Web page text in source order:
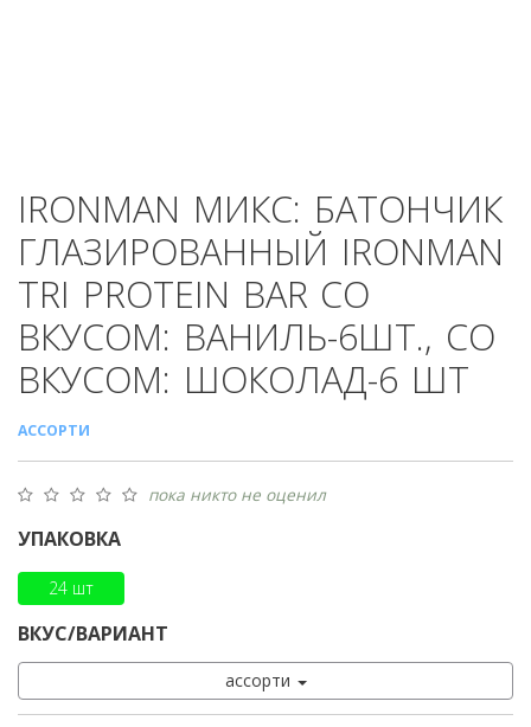
IRONMAN МИКС: БАТОНЧИК
ГЛАЗИРОВАННЫЙ IRONMAN
TRI PROTEIN BAR СО
ВКУСОМ: ВАНИЛЬ-6ШТ., СО
ВКУСОМ: ШОКОЛАД-6 ШТ
АССОРТИ
пока никто не оценил
УПАКОВКА
24 шт
ВКУС/ВАРИАНТ
ассорти